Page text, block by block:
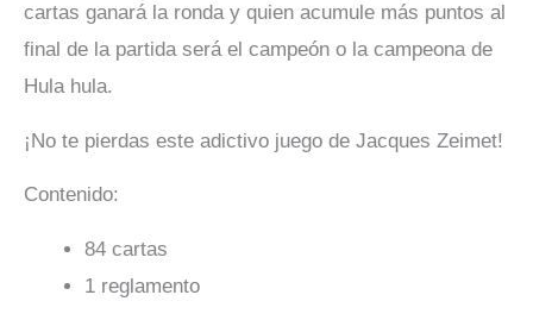
cartas ganará la ronda y quien acumule más puntos al
final de la partida será el campeón o la campeona de
Hula hula.
¡No te pierdas este adictivo juego de Jacques Zeimet!
Contenido:
84 cartas
1 reglamento